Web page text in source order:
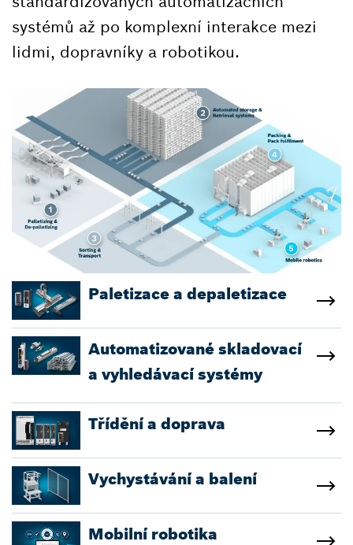
systémů až po komplexní interakce mezi
lidmi, dopravníky a robotikou.​
Paletizace a depaletizace
Automatizované skladovací
a vyhledávací systémy
Třídění a doprava
Vychystávání a balení
Mobilní robotika